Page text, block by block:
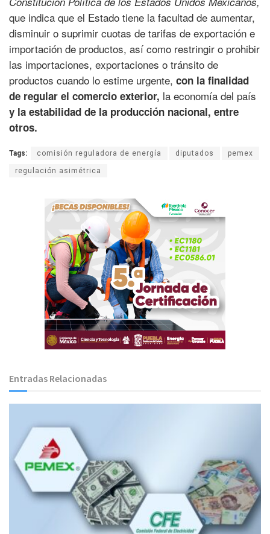
que indica que el Estado tiene la facultad de aumentar,
disminuir o suprimir cuotas de tarifas de exportación e
importación de productos, así como restringir o prohibir
las importaciones, exportaciones o tránsito de
productos cuando lo estime urgente, con la finalidad
de regular el comercio exterior, la economía del país
y la estabilidad de la producción nacional, entre
otros.
Tags: comisión reguladora de energía diputados pemex
regulación asimétrica
Entradas Relacionadas